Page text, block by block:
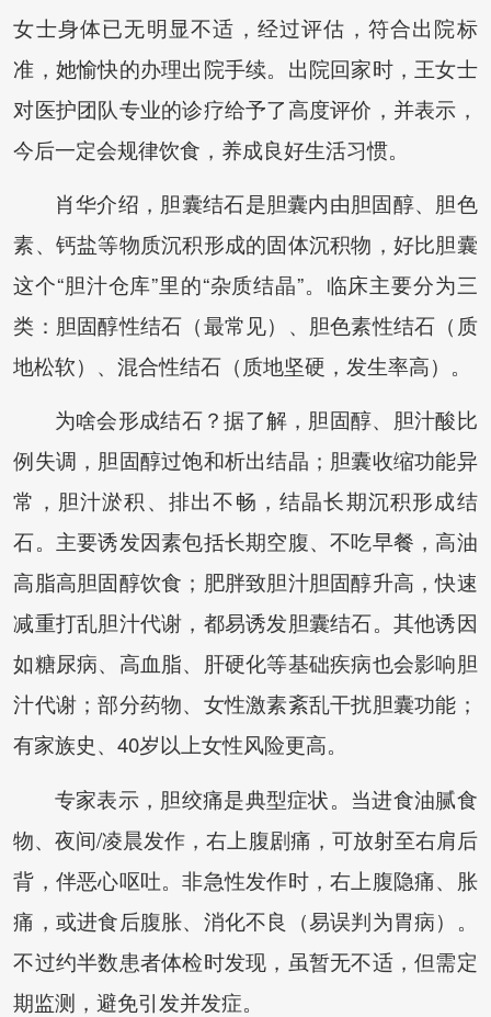
女士身体已无明显不适，经过评估，符合出院标
准，她愉快的办理出院手续。出院回家时，王女士
对医护团队专业的诊疗给予了高度评价，并表示，
今后一定会规律饮食，养成良好生活习惯。
肖华介绍，胆囊结石是胆囊内由胆固醇、胆色
素、钙盐等物质沉积形成的固体沉积物，好比胆囊
这个“胆汁仓库”里的“杂质结晶”。临床主要分为三
类：胆固醇性结石（最常见）、胆色素性结石（质
地松软）、混合性结石（质地坚硬，发生率高）。
为啥会形成结石？据了解，胆固醇、胆汁酸比
例失调，胆固醇过饱和析出结晶；胆囊收缩功能异
常，胆汁淤积、排出不畅，结晶长期沉积形成结
石。主要诱发因素包括长期空腹、不吃早餐，高油
高脂高胆固醇饮食；肥胖致胆汁胆固醇升高，快速
减重打乱胆汁代谢，都易诱发胆囊结石。其他诱因
如糖尿病、高血脂、肝硬化等基础疾病也会影响胆
汁代谢；部分药物、女性激素紊乱干扰胆囊功能；
有家族史、40岁以上女性风险更高。
专家表示，胆绞痛是典型症状。当进食油腻食
物、夜间/凌晨发作，右上腹剧痛，可放射至右肩后
背，伴恶心呕吐。非急性发作时，右上腹隐痛、胀
痛，或进食后腹胀、消化不良（易误判为胃病）。
不过约半数患者体检时发现，虽暂无不适，但需定
期监测，避免引发并发症。